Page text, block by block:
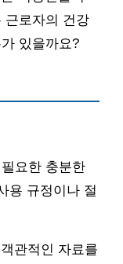
근로자의 건강
있을까요?
요한 충분한
용 규정이나 절
관적인 자료를